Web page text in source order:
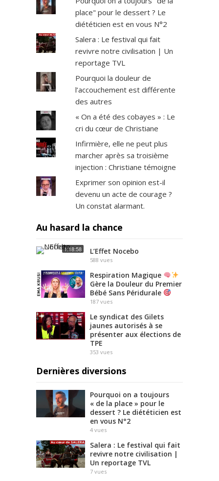
place" pour le dessert ? Le
diététicien est en vous N°2
Salera : Le festival qui fait
revivre notre civilisation | Un
reportage TVL
Pourquoi la douleur de
l’accouchement est différente
des autres
« On a été des cobayes » : Le
cri du cœur de Christiane
Infirmière, elle ne peut plus
marcher après sa troisième
injection : Christiane témoigne
Exprimer son opinion est-il
devenu un acte de courage ?
Un constat alarmant.
Au hasard la chance
1:18:58 L’Effet Nocebo
588 vues
Respiration Magique
Gère la Douleur du Premier
Bébé Sans Péridurale
187 vues
Le syndicat des Gilets
jaunes autorisés à se
présenter aux élections de
TPE
353 vues
Dernières diversions
Pourquoi on a toujours
« de la place » pour le
dessert ? Le diététicien est
en vous N°2
4 vues
Salera : Le festival qui fait
revivre notre civilisation |
Un reportage TVL
7 vues